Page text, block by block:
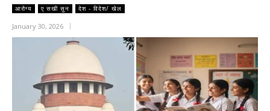
आरोग्य ए सखी सुन देश - विदेश/ खेल
January 30, 2026